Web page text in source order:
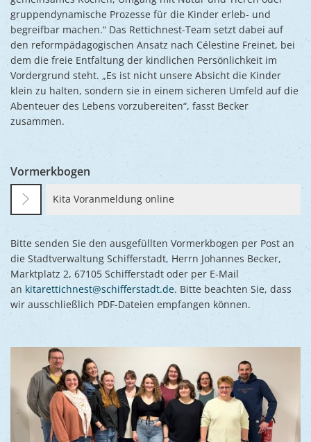
gruppendynamische Prozesse für die Kinder erleb- und
begreifbar machen.“ Das Rettichnest-Team setzt dabei auf
den reformpädagogischen Ansatz nach Célestine Freinet, bei
dem die freie Entfaltung der kindlichen Persönlichkeit im
Vordergrund steht. „Es ist nicht unsere Absicht die Kinder
klein zu halten, sondern sie in einem sicheren Umfeld auf die
Abenteuer des Lebens vorzubereiten“, fasst Becker
zusammen.
Vormerkbogen
Kita Voranmeldung online
Bitte senden Sie den ausgefüllten Vormerkbogen per Post an
die Stadtverwaltung Schifferstadt, Herrn Johannes Becker,
Marktplatz 2, 67105 Schifferstadt oder per E-Mail
an kitarettichnest@schifferstadt.de. Bitte beachten Sie, dass
wir ausschließlich PDF-Dateien empfangen können.